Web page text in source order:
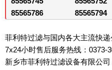
85565786
85565794
菲利特过滤与国内各大主流快
7x24小时售后服务热线：0373-
新乡市菲利特过滤设备有限公